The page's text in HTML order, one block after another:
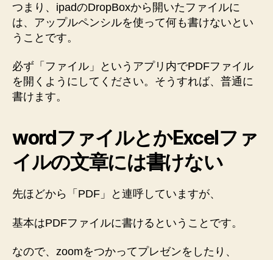
つまり、ipadのDropBoxから開いたファイルに
は、アップルペンシルを使って何も書けないとい
うことです。
必ず「ファイル」というアプリ内でPDFファイル
を開くようにしてください。そうすれば、普通に
書けます。
wordファイルとかExcelファ
イルの文章には書けない
先ほどから「PDF」と連呼していますが、
基本はPDFファイルに書けるということです。
なので、zoomをつかってプレゼンをしたり、